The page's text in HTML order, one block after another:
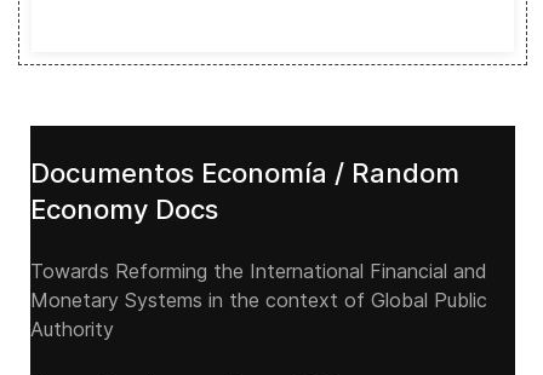
Documentos Economía / Random
Economy Docs
Towards Reforming the International Financial and
Monetary Systems in the context of Global Public
Authority